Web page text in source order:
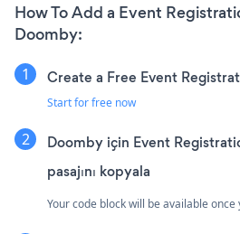
How To Add a Event
Doomby:
Create a Free Event
Start for free now
Doomby için Event
pasajını kopyala
Your code block will be available